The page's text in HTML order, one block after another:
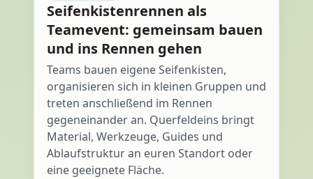
Seifenkistenrennen als
Teamevent: gemeinsam bauen
und ins Rennen gehen
Teams bauen eigene Seifenkisten,
organisieren sich in kleinen Gruppen und
treten anschließend im Rennen
gegeneinander an. Querfeldeins bringt
Material, Werkzeuge, Guides und
Ablaufstruktur an euren Standort oder
eine geeignete Fläche.